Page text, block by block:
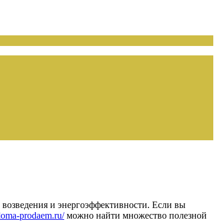
возведения и энергоэффективности. Если вы
prodaem.ru/можно найти множество полезной